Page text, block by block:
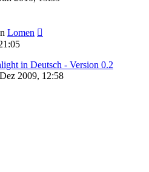
Lomen
in Deutsch - Version 0.2
2009, 12:58